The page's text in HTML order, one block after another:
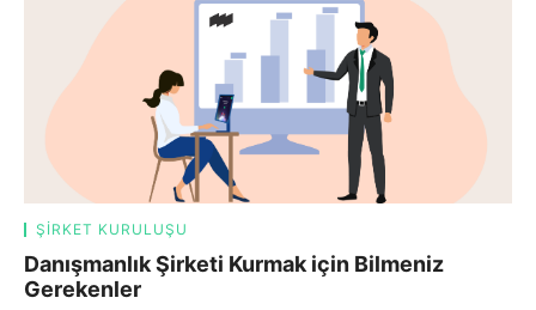
ŞIRKET KURULUŞU
Danışmanlık Şirketi Kurmak için Bilmeniz
Gerekenler